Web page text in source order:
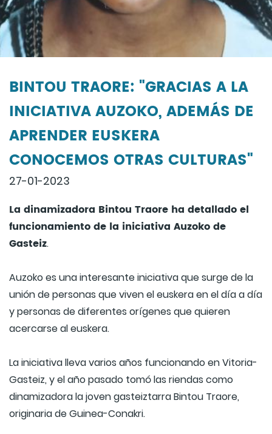
BINTOU TRAORE: "GRACIAS A LA
INICIATIVA AUZOKO, ADEMÁS DE
APRENDER EUSKERA
CONOCEMOS OTRAS CULTURAS"
27-01-2023
La dinamizadora Bintou Traore ha detallado el
funcionamiento de la iniciativa Auzoko de
Gasteiz.
Auzoko es una interesante iniciativa que surge de la
unión de personas que viven el euskera en el día a día
y personas de diferentes orígenes que quieren
acercarse al euskera.
La iniciativa lleva varios años funcionando en Vitoria-
Gasteiz, y el año pasado tomó las riendas como
dinamizadora la joven gasteiztarra Bintou Traore,
originaria de Guinea-Conakri.